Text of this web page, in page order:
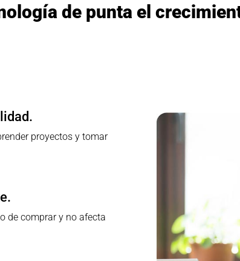
de punta el
proyectos y tomar
de comprar y no afecta